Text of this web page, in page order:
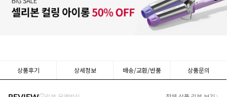
상품후기 상세정보 배송/교환/반품 상품문의